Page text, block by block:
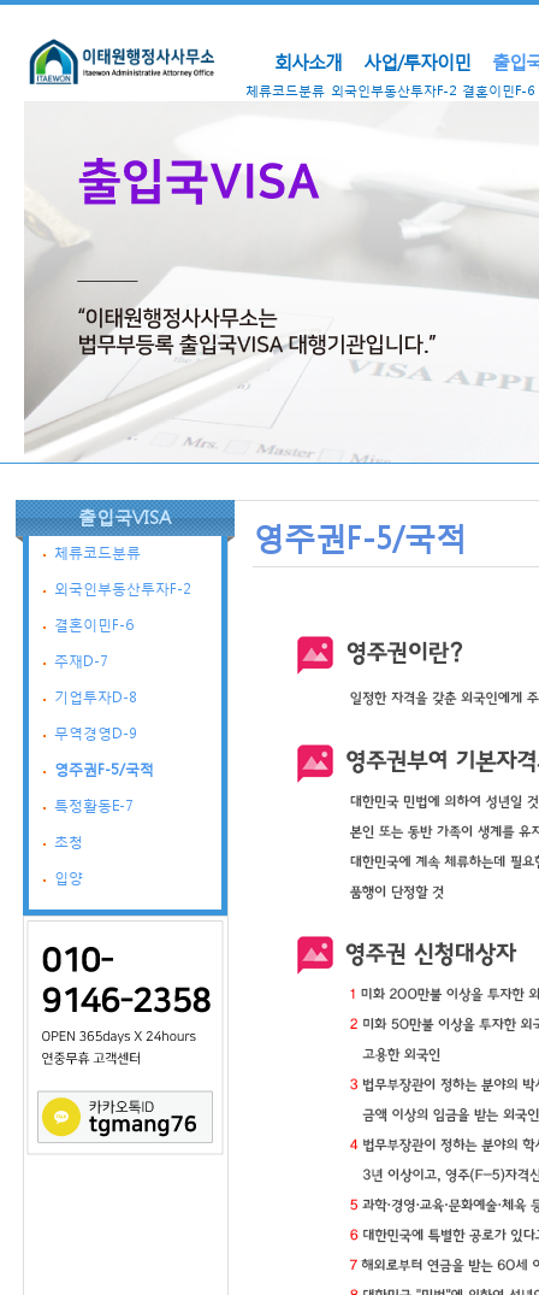
회사소개 사업/투자이민 출입
체류코드분류 외국인부동산투자F-2 결혼이민F-6
출입국VISA
체류코드분류
외국인부동산투자F-2
결혼이민F-6
주재D-7
기업투자D-8
무역경영D-9
영주권F-5/국적
특정활동E-7
초청
입양
영주권F-5/국적